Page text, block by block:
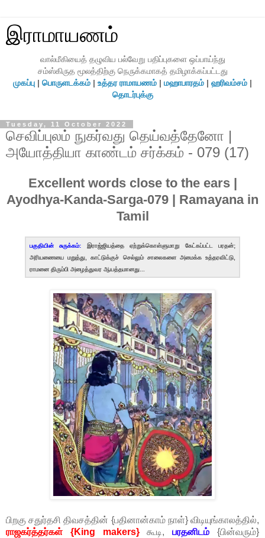
இராமாயணம்
வால்மீகியைத் தழுவிய பல்வேறு பதிப்புகளை ஒப்பாய்ந்து
சம்ஸ்கிருத மூலத்திற்கு நெருக்கமாகத் தமிழாக்கப்பட்டது
முகப்பு | பொருளடக்கம் | உத்தர ராமாயணம் | மஹாபாரதம் | ஹரிவம்சம் |
தொடர்புக்கு
Tuesday, 11 October 2022
செவிப்புலம் நுகர்வது தெய்வத்தேனோ |
அயோத்தியா காண்டம் சர்க்கம் - 079 (17)
Excellent words close to the ears |
Ayodhya-Kanda-Sarga-079 | Ramayana in
Tamil
பகுதியின் சுருக்கம்:
இராஜ்ஜியத்தை ஏற்றுக்கொள்ளுமாறு கேட்கப்பட்ட பரதன்;
அரியணையை மறுத்து, காட்டுக்குச் செல்லும் சாலைகளை அமைக்க உத்தரவிட்டு,
ராமனை திரும்பி அழைத்துவர ஆயத்தமானது...
பிறகு சதுர்தசி திவசத்தின் {பதினான்காம் நாள்} விடியுங்காலத்தில்,
ராஜகர்த்தர்கள் {King makers}கூடி,பரதனிடம் {பின்வரும்}